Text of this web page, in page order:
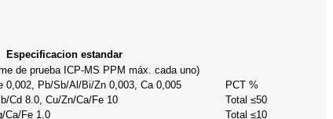
Especificacion estandar
de prueba ICP-MS PPM máx. cada uno)
0,002, Pb/Sb/Al/Bi/Zn 0,003, Ca 0,005
PCT %
Cd 8.0, Cu/Zn/Ca/Fe 10
Total ≤50
Ca/Fe 1.0
Total ≤10